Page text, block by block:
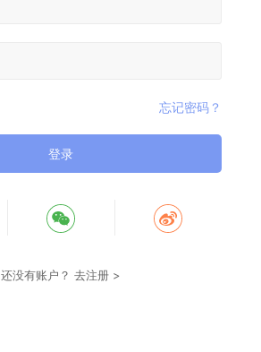
忘记密码？
登录
还没有账户？ 去注册 >